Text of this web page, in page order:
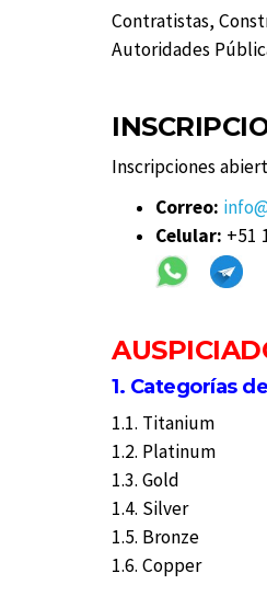
Contratistas,
Autoridades
Inscripciones
Correo:
Celular: +51
1. Categorías
1.1. Titanium
1.2. Platinum
1.3. Gold
1.4. Silver
1.5. Bronze
1.6. Copper